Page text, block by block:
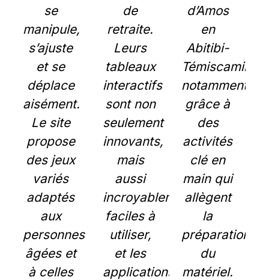
se
manipule,
s’ajuste
et se
déplace
aisément.
Le site
propose
des jeux
variés
adaptés
aux
personnes
âgées et
à celles
de
retraite.
Leurs
tableaux
interactifs
sont non
seulement
innovants,
mais
aussi
incroyablement
faciles à
utiliser,
et les
applications
d’Amos
en
Abitibi-
notamment
grâce à
des
activités
clé en
main qui
allègent
la
préparation
du
matériel.